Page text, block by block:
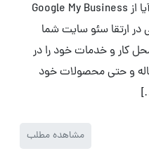
چگونه سئو سایت را ارتقا بدهیم؟ آیا از Google My Business
در ارتقا سئو سایت شما
کار و خدمات خود را در
و حتی محصولات خود
مشاهده مطلب